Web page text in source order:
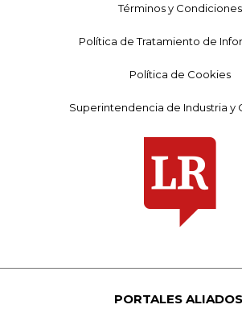
Términos y Condiciones
Política de Tratamiento de
Política de Cookies
Superintendencia de Industria y
PORTALES